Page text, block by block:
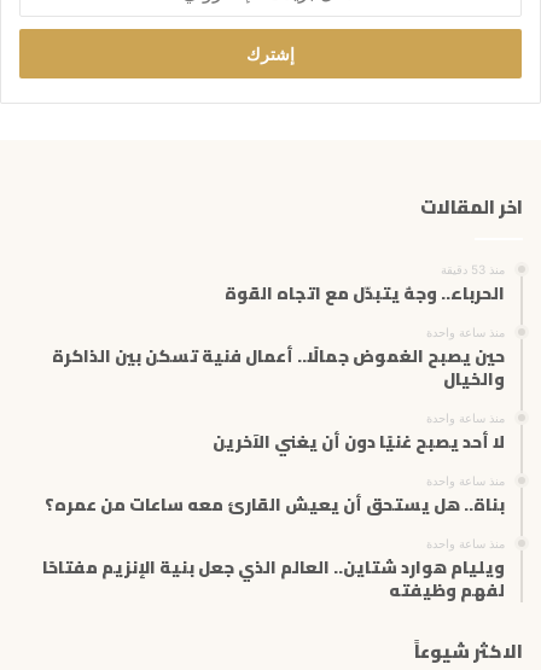
خ
ب
ر
ت
اخر المقالات
منذ 53 دقيقة
الحرباء.. وجهٌ يتبدّل مع اتجاه القوة
منذ ساعة واحدة
حين يصبح الغموض جمالًا.. أعمال فنية تسكن بين الذاكرة
والخيال
منذ ساعة واحدة
لا أحد يصبح غنيًا دون أن يغني الآخرين
منذ ساعة واحدة
بناة.. هل يستحق أن يعيش القارئ معه ساعات من عمره؟
منذ ساعة واحدة
ويليام هوارد شتاين.. العالم الذي جعل بنية الإنزيم مفتاحًا
لفهم وظيفته
الاكثر شيوعاً